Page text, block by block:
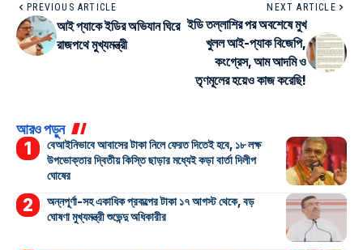
PREVIOUS ARTICLE
আই প্যাকে‌ ইডির অভিযান ঘিরে
রাজপথে মুখ্যমন্ত্রী
NEXT ARTICLE
ইডি‌ তল্লাশির পর অবশেষে মুখ
খুলল আই-প্যাক বিজেপি,
কংগ্রেস, আম আদমি ও
তৃণমূলের হয়েও কাজ করেছি!
আরও পড়ুন
বেআইনিভাবে আবাসের টাকা নিলে ফেরত দিতেই হবে, ১৮ লক্ষ
উপভোক্তার দ্বিতীয় কিস্তি ছাড়ার মধ্যেই কড়া বার্তা দিলীপ
ঘোষের
অন্নপূর্ণা-সহ একাধিক প্রকল্পের টাকা ১৭ আগস্ট থেকে, বড়
ঘোষণা মুখ্যমন্ত্রী শুভেন্দু অধিকারীর